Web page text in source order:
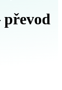
převod